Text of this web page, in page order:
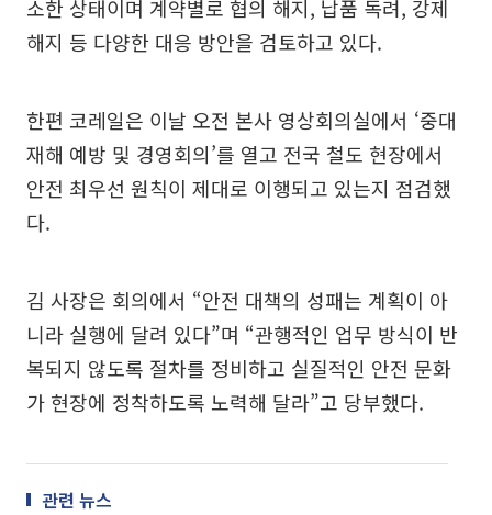
소한 상태이며 계약별로 협의 해지, 납품 독려, 강제
해지 등 다양한 대응 방안을 검토하고 있다.
한편 코레일은 이날 오전 본사 영상회의실에서 ‘중대
재해 예방 및 경영회의’를 열고 전국 철도 현장에서
안전 최우선 원칙이 제대로 이행되고 있는지 점검했
다.
김 사장은 회의에서 “안전 대책의 성패는 계획이 아
니라 실행에 달려 있다”며 “관행적인 업무 방식이 반
복되지 않도록 절차를 정비하고 실질적인 안전 문화
가 현장에 정착하도록 노력해 달라”고 당부했다.
관련 뉴스